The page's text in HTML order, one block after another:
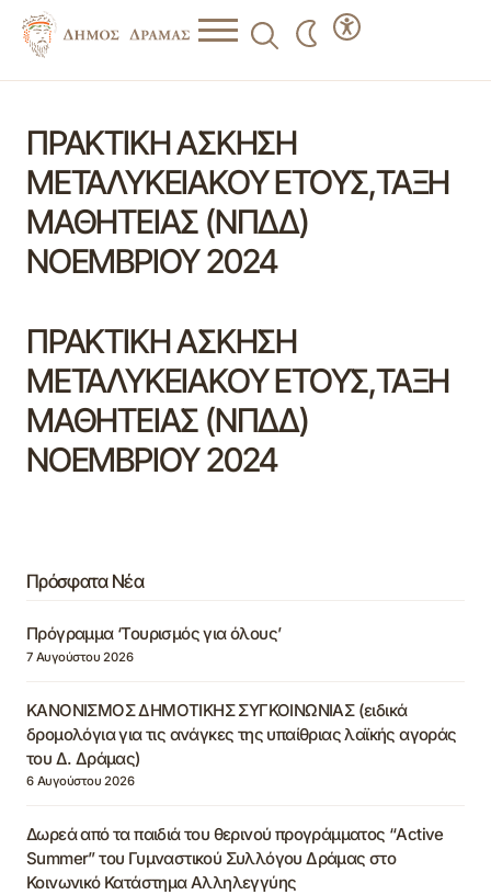
ΠΡΑΚΤΙΚΗ ΑΣΚΗΣΗ
ΜΕΤΑΛΥΚΕΙΑΚΟΥ ΕΤΟΥΣ,ΤΑΞΗ
ΜΑΘΗΤΕΙΑΣ (ΝΠΔΔ)
ΝΟΕΜΒΡΙΟΥ 2024
ΠΡΑΚΤΙΚΗ ΑΣΚΗΣΗ
ΜΕΤΑΛΥΚΕΙΑΚΟΥ ΕΤΟΥΣ,ΤΑΞΗ
ΜΑΘΗΤΕΙΑΣ (ΝΠΔΔ)
ΝΟΕΜΒΡΙΟΥ 2024
Πρόσφατα Νέα
Πρόγραμμα ‘Τουρισμός για όλους’
7 Αυγούστου 2026
ΚΑΝΟΝΙΣΜΟΣ ΔΗΜΟΤΙΚΗΣ ΣΥΓΚΟΙΝΩΝΙΑΣ (ειδικά
δρομολόγια για τις ανάγκες της υπαίθριας λαϊκής αγοράς
του Δ. Δράμας)
6 Αυγούστου 2026
Δωρεά από τα παιδιά του θερινού προγράμματος “Active
Summer” του Γυμναστικού Συλλόγου Δράμας στο
Κοινωνικό Κατάστημα Αλληλεγγύης